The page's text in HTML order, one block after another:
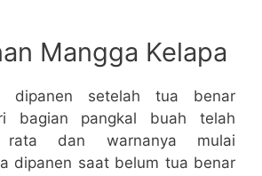
Mangga Kelapa
dipanen setelah tua benar
bagian pangkal buah telah
rata dan warnanya mulai
dipanen saat belum tua benar